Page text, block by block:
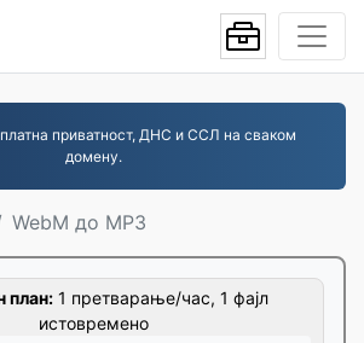
приватност, ДНС и ССЛ на сваком
домену.
WebM до MP3
план: 1 претварање/час, 1 фајл
истовремено